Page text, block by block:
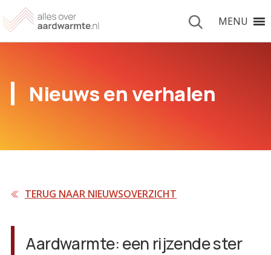
MENU
Nieuws en verhalen
TERUG NAAR NIEUWSOVERZICHT
Aardwarmte: een rijzende ster